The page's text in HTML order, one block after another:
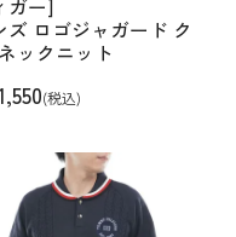
ガー]
ズ ロゴジャガード ク
ックニット
(税込)